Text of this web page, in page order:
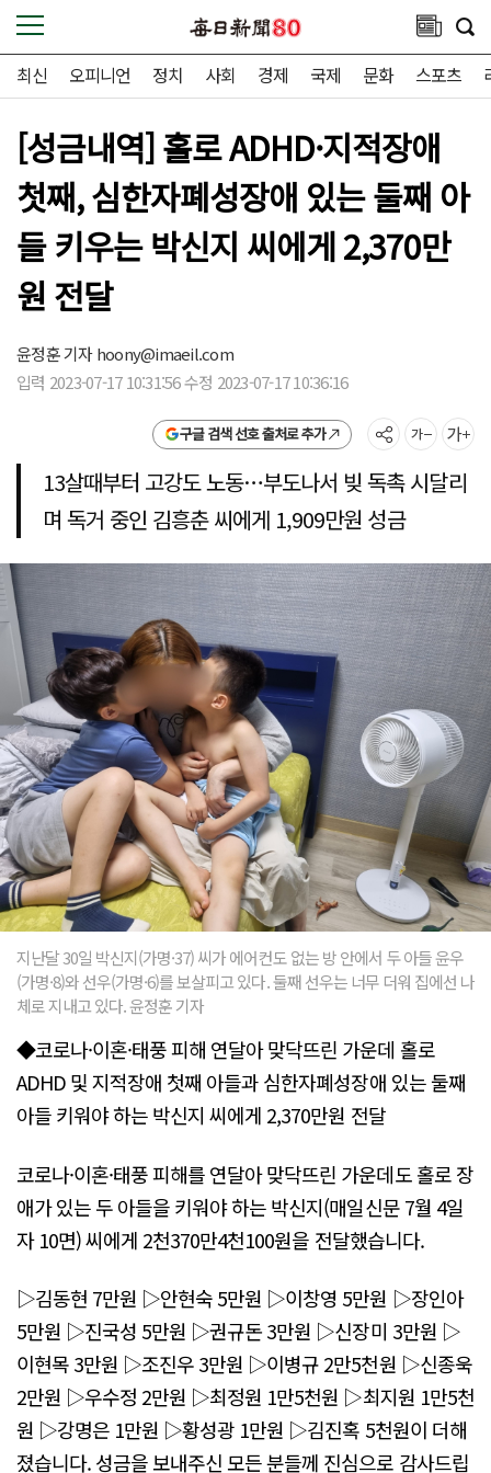
최신 오피니언 정치 사회 경제 국제 문화 스포츠
[성금내역] 홀로 ADHD·지적장애
첫째, 심한자폐성장애 있는 둘째 아
들 키우는 박신지 씨에게 2,370만
원 전달
윤정훈 기자hoony@imaeil.com
입력 2023-07-17 10:31:56 수정 2023-07-17 10:36:16
구글 검색 선호 출처로 추가
13살때부터 고강도 노동…부도나서 빚 독촉 시달리
며 독거 중인 김흥춘 씨에게 1,909만원 성금
지난달 30일 박신지(가명·37) 씨가 에어컨도 없는 방 안에서 두 아들 윤우
(가명·8)와 선우(가명·6)를 보살피고 있다. 둘째 선우는 너무 더워 집에선 나
체로 지내고 있다. 윤정훈 기자
◆코로나·이혼·태풍 피해 연달아 맞닥뜨린 가운데 홀로
ADHD 및 지적장애 첫째 아들과 심한자폐성장애 있는 둘째
아들 키워야 하는 박신지 씨에게 2,370만원 전달
코로나·이혼·태풍 피해를 연달아 맞닥뜨린 가운데도 홀로 장
애가 있는 두 아들을 키워야 하는 박신지(매일신문 7월 4일
자 10면) 씨에게 2천370만4천100원을 전달했습니다.
▷김동현 7만원 ▷안현숙 5만원 ▷이창영 5만원 ▷장인아
5만원 ▷진국성 5만원 ▷권규돈 3만원 ▷신장미 3만원 ▷
이현목 3만원 ▷조진우 3만원 ▷이병규 2만5천원 ▷신종욱
2만원 ▷우수정 2만원 ▷최정원 1만5천원 ▷최지원 1만5천
원 ▷강명은 1만원 ▷황성광 1만원 ▷김진혹 5천원이 더해
졌습니다. 성금을 보내주신 모든 분들께 진심으로 감사드립